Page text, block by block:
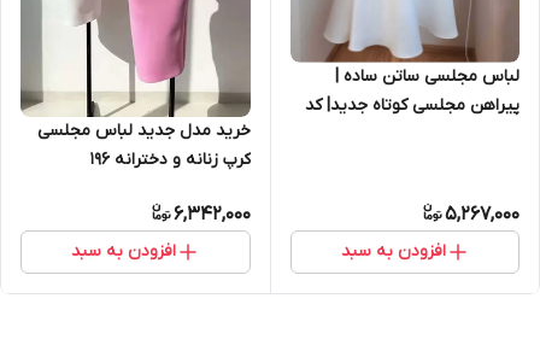
لباس مجلسی ساتن ساده |
پیراهن مجلسی کوتاه جدید| کد
5,267,000
افزودن به سبد
خرید مدل جدید لباس مجلسی
کرپ زنانه و دخترانه ۱۹۶
6,342,000
افزودن به سبد